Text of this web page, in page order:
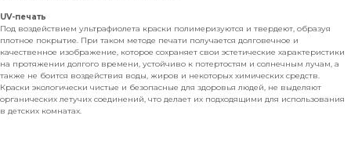
UV-печать
Под воздействием ультрафиолета краски полимеризуются и твердеют, образуя
плотное покрытие. При таком методе печати получается долговечное и
качественное изображение, которое сохраняет свои эстетические характеристики
на протяжении долгого времени, устойчиво к потертостям и солнечным лучам, а
также не боится воздействия воды, жиров и некоторых химических средств.
Краски экологически чистые и безопасные для здоровья людей, не выделяют
органических летучих соединений, что делает их подходящими для использования
в детских комнатах.